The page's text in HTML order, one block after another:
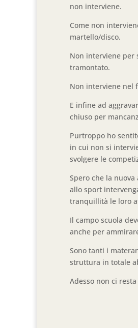
non interviene.
Come non
martello/disco.
Non interviene per
tramontato.
Non interviene nel
E infine ad
chiuso per
Purtroppo ho
in cui non si
svolgere le
Spero che la
allo sport
tranquillità le loro
Il campo scuola
anche per
Sono tanti i
struttura in totale
Adesso non ci